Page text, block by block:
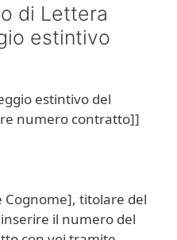
di Lettera
estintivo
estintivo del
numero contratto]]
titolare del
il numero del